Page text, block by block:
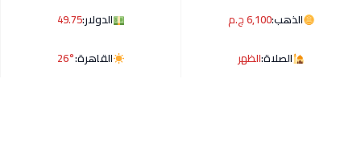
الذهب:6,100 ج.م الدولار:49.75
الصلاة:الظهر القاهرة:26°